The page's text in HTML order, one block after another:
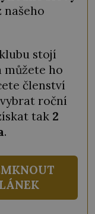
našeho
stojí
můžete ho
členství
roční
tak 2
.